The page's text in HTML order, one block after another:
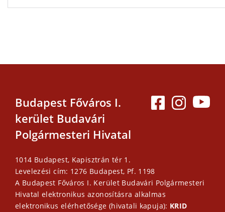
Budapest Főváros I.
kerület Budavári
Polgármesteri Hivatal
1014 Budapest, Kapisztrán tér 1.
Levelezési cím: 1276 Budapest, Pf. 1198
A Budapest Főváros I. Kerület Budavári Polgármesteri
Hivatal elektronikus azonosításra alkalmas
elektronikus elérhetősége (hivatali kapuja): KRID